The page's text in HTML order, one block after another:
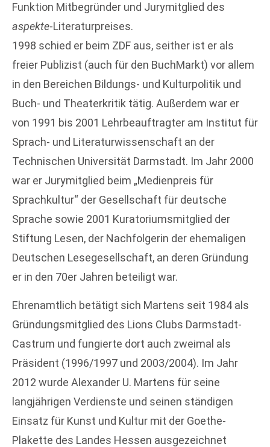
Funktion Mitbegründer und Jurymitglied des
aspekte-Literaturpreises.
1998 schied er beim ZDF aus, seither ist er als
freier Publizist (auch für den BuchMarkt) vor allem
in den Bereichen Bildungs- und Kulturpolitik und
Buch- und Theaterkritik tätig. Außerdem war er
von 1991 bis 2001 Lehrbeauftragter am Institut für
Sprach- und Literaturwissenschaft an der
Technischen Universität Darmstadt. Im Jahr 2000
war er Jurymitglied beim „Medienpreis für
Sprachkultur“ der Gesellschaft für deutsche
Sprache sowie 2001 Kuratoriumsmitglied der
Stiftung Lesen, der Nachfolgerin der ehemaligen
Deutschen Lesegesellschaft, an deren Gründung
er in den 70er Jahren beteiligt war.
Ehrenamtlich betätigt sich Martens seit 1984 als
Gründungsmitglied des Lions Clubs Darmstadt-
Castrum und fungierte dort auch zweimal als
Präsident (1996/1997 und 2003/2004). Im Jahr
2012 wurde Alexander U. Martens für seine
langjährigen Verdienste und seinen ständigen
Einsatz für Kunst und Kultur mit der Goethe-
Plakette des Landes Hessen ausgezeichnet